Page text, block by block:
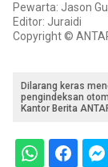
Pewarta: Jason
Editor: Juraidi
Copyright ©
Dilarang keras
pengindeksan
Kantor Berita